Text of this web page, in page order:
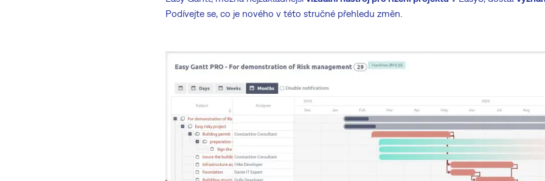
Podívejte se, co je nového v této stručné přehledu změn.